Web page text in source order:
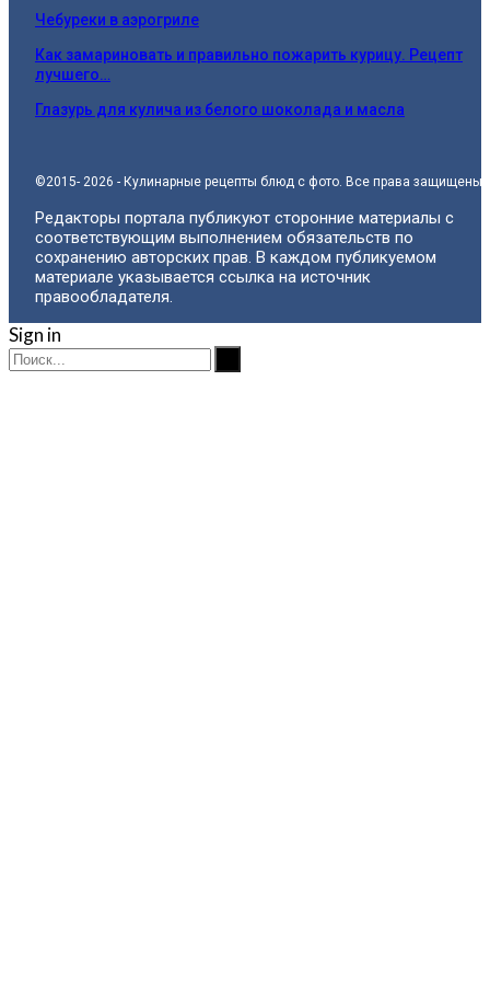
Чебуреки в аэрогриле
Как замариновать и правильно пожарить курицу. Рецепт
лучшего…
Глазурь для кулича из белого шоколада и масла
©2015- 2026 - Кулинарные рецепты блюд с фото. Все права защищены.
Редакторы портала публикуют сторонние материалы с
соответствующим выполнением обязательств по
сохранению авторских прав. В каждом публикуемом
материале указывается ссылка на источник
правообладателя.
Sign in